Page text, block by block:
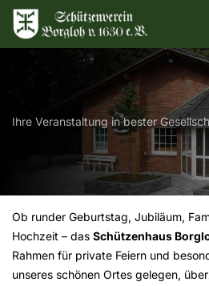
Ihre Veranstaltung in bester
Ob runder Geburtstag, Jubiläum,
Hochzeit – das Schützenhaus
Rahmen für private Feiern und
unseres schönen Ortes gelegen,